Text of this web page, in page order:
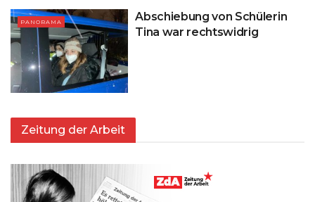
PANORAMA
Abschiebung von Schülerin
Tina war rechtswidrig
Zeitung der Arbeit